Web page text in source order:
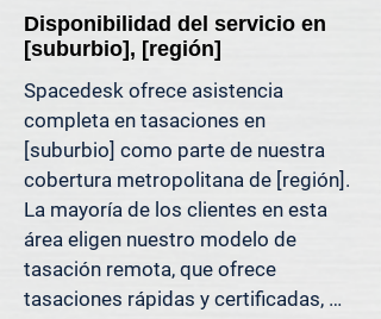
Porque decisiones tan importantes
como esta deben basarse en datos,
capital tiene, ofrecemos tasaciones
claras y justificables que le ayudan a
evitar costosos errores y a avanzar
con confianza.
Apoyamos a propietarios, abogados,
agentes e inversionistas que confían
en valores inmobiliarios precisos
para tomar decisiones informadas y
reducir el riesgo donde más importa.
Disponibilidad del servicio en
[suburbio], [región]
Spacedesk ofrece asistencia
completa en tasaciones en
[suburbio] como parte de nuestra
cobertura metropolitana de [región].
La mayoría de los clientes en esta
área eligen nuestro modelo de
tasación remota, que ofrece
tasaciones rápidas y certificadas,